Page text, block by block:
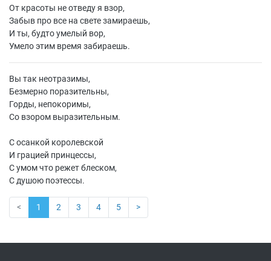
От красоты не отведу я взор,
Забыв про все на свете замираешь,
И ты, будто умелый вор,
Умело этим время забираешь.
Вы так неотразимы,
Безмерно поразительны,
Горды, непокоримы,
Со взором выразительным.
С осанкой королевской
И грацией принцессы,
С умом что режет блеском,
С душою поэтессы.
< 1 2 3 4 5 >